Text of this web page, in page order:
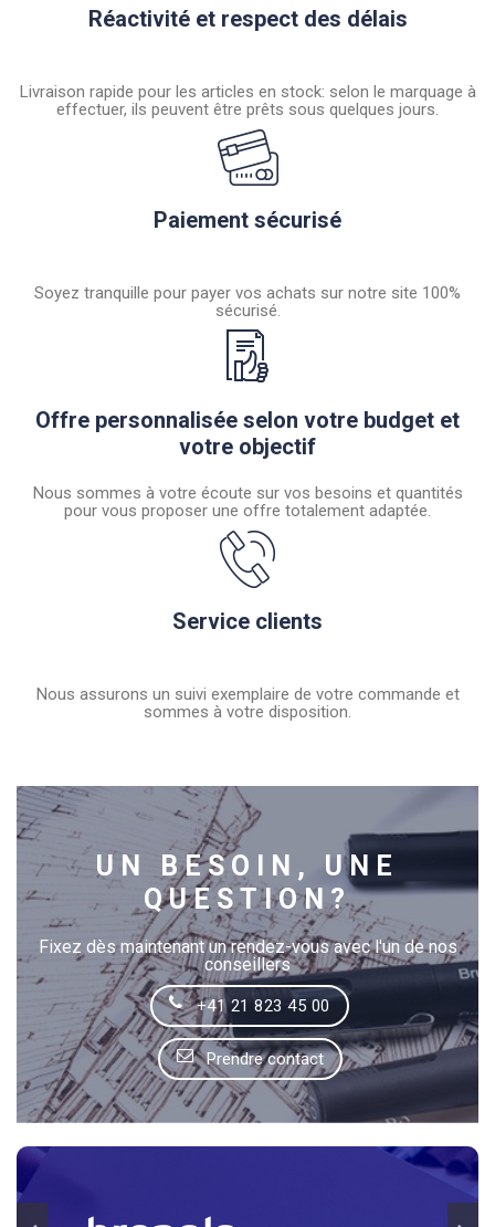
Réactivité et respect des délais
Livraison rapide pour les articles en stock: selon le marquage à
effectuer, ils peuvent être prêts sous quelques jours.
Paiement sécurisé
Soyez tranquille pour payer vos achats sur notre site 100%
sécurisé.
Offre personnalisée selon votre budget et
votre objectif
Nous sommes à votre écoute sur vos besoins et quantités
pour vous proposer une offre totalement adaptée.
Service clients
Nous assurons un suivi exemplaire de votre commande et
sommes à votre disposition.
UN BESOIN, UNE
QUESTION?
Fixez dès maintenant un rendez-vous avec l'un de nos
conseillers
+41 21 823 45 00
Prendre contact